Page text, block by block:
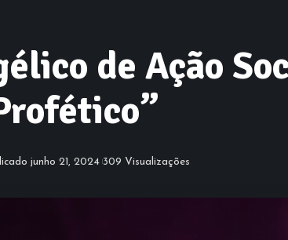
de Ação
junho 21, 2024 309 Visualizações